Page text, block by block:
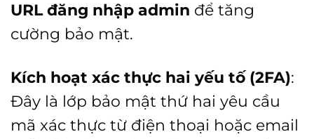
URL đăng nhập admin để tăng
cường bảo mật.
Kích hoạt xác thực hai yếu tố (2FA):
Đây là lớp bảo mật thứ hai yêu cầu
mã xác thực từ điện thoại hoặc email